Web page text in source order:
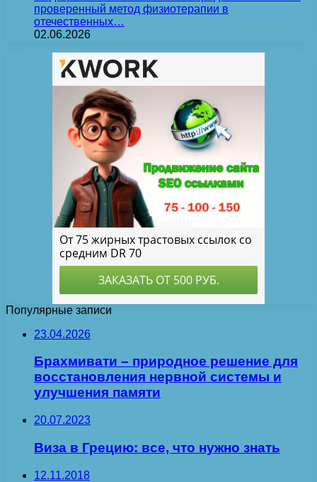
проверенный метод физиотерапии в
отечественных…
02.06.2026
Популярные записи
23.04.2026
Брахмивати – природное решение для
восстановления нервной системы и
улучшения памяти
20.07.2023
Виза в Грецию: все, что нужно знать
12.11.2018